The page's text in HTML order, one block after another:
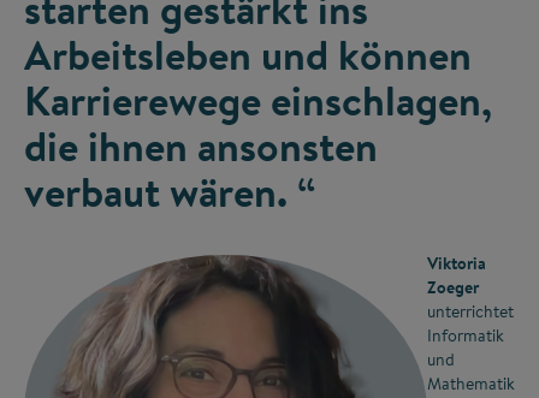
Arbeitsleben und können
Karrierewege einschlagen,
die ihnen ansonsten
verbaut wären. “
Viktoria
Zoeger
unterrichtet
Informatik
und
Mathematik